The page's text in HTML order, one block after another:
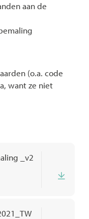
aan de
(o.a. code
want ze niet
_v2